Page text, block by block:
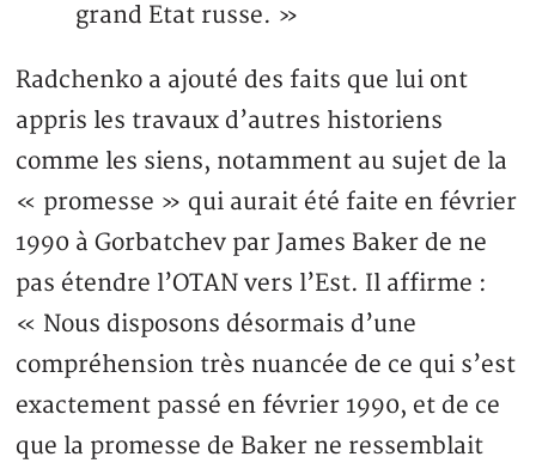
grand Etat russe. »
Radchenko a ajouté des faits que lui ont
appris les travaux d’autres historiens
comme les siens, notamment au sujet de la
« promesse » qui aurait été faite en février
1990 à Gorbatchev par James Baker de ne
pas étendre l’OTAN vers l’Est. Il affirme :
« Nous disposons désormais d’une
compréhension très nuancée de ce qui s’est
exactement passé en février 1990, et de ce
que la promesse de Baker ne ressemblait